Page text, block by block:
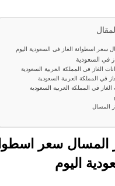
سعر اسطوانة الغاز في السعودية اليوم
في السعودية
الغاز في المملكة العربية السعودية
في المملكة العربية السعودية
في المملكة العربية السعودية
المسال
المسال سعر
اليوم